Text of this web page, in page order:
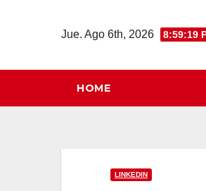
Jue. Ago 6th, 2026 8:59:19
HOME
LINKEDIN